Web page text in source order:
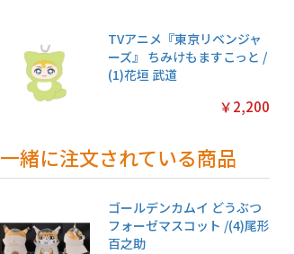
TVアニメ『東京リベンジャ
ーズ』 ちみけもますこっと /
(1)花垣 武道
￥2,200
一緒に注文されている商品
ゴールデンカムイ どうぶつ
フォーゼマスコット /(4)尾形
百之助